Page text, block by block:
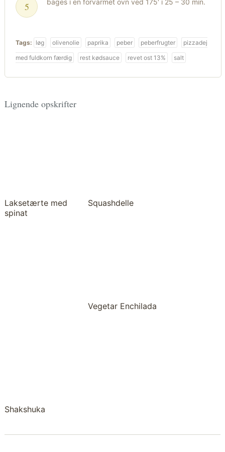
bages i en forvarmet ovn ved 175′ i 25 – 30 min.
Tags: løg olivenolie paprika peber peberfrugter
pizzadej
med fuldkorn færdig
rest kødsauce revet ost 13% salt
Lignende opskrifter
Laksetærte med
spinat
Squashdelle
Vegetar Enchilada
Shakshuka